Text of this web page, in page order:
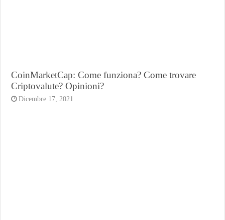
CoinMarketCap: Come funziona? Come trovare
Criptovalute? Opinioni?
Dicembre 17, 2021